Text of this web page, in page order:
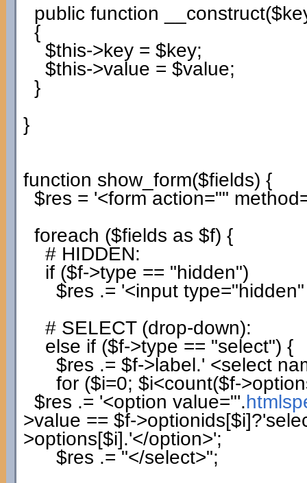
public function __construct(
{
$this->key= $key;
$this->value = $value;
}
}
function show_form($fields) {
$res = '<form action=""
foreach ($fields as $f) {
# HIDDEN:
if ($f->type == "hidden")
$res .= '<input
# SELECT (drop-down):
else if ($f->type == "select") {
$res .= $f->label.' <select
for ($i=0; $i<count($f->
$res .= '<option value="'.
>value == $f->optionids[$i]?
>options[$i].'</option>';
$res .= "</select>";